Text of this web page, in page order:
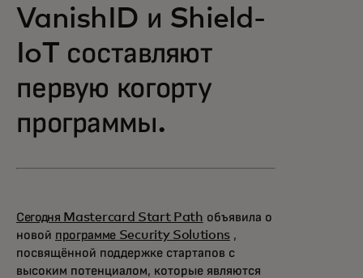
VanishID и Shield-
IoT составляют
первую когорту
программы.
Сегодня Mastercard Start Path объявила о
новой программе Security Solutions ,
посвящённой поддержке стартапов с
высоким потенциалом, которые являются